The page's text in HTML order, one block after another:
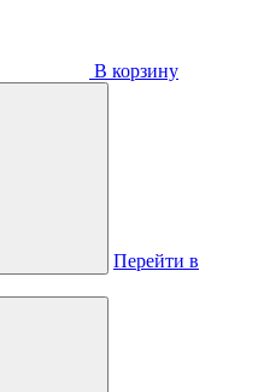
В корзину
Перейти в